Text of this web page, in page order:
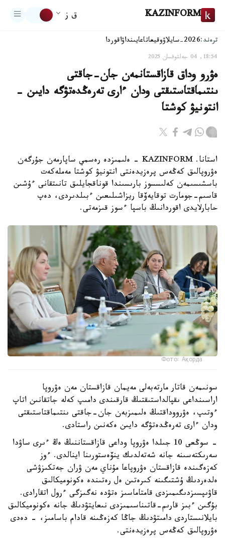
KAZINFORM ق ز
ترەند:2026-سايلاۋ وقيعاتاعايىنداۋاقوردا
18:54, 04 جەلتوقسان 2025
ەۋرو وداق قازاقستانمەن جان-جاقتى
ىنتىماقتاستىقتى ودان ءارى تەرەڭدەتۋگە دايىن -
انتونيۋ كوشتا
استانا. KAZINFORM - ەلىمىزدە رەسمي ساپارمەن جۇرگەن
ەۋروپالىق كەڭەس پرەزيدەنتى انتونيۋ كوشتا مەملەكەت
باسشىسىمەن كەلىسسوز بارىسىندا قوناقجايلىق تانىتقانى ءۇشىن
قاسىم-جومارت توقايەۆقا ريزاشىلىعىن ءبىلدىردى، دەپ
حابارلايدى اقوردانىڭ باسپا ءسوز قىزمەتى.
Фото: Ақорда
سونىمەن قاتار مارتەبەلى مەيمان قازاقستان مەن ەۋروپا
اراسىنداعى ىقپالداستىقتىڭ قارقىندى دامىپ كەلە جاتقانىن اتاپ
ءوتىپ، ەۋرووداقتىڭ ەلىمىزبەن جان-جاقتى ىنتىماقتاستىقتى
ودان ءارى تەرەڭدەتۋگە دايىن ەكەنىن راستادى.
- سوڭعى 10 جىلدا ەۋروپا وداعى قازاقستاننىڭ ەڭ ءىرى ساۋدا
سەرىكتەسىنە جانە شەتەلدىك ينۆەستورىنا اينالدى. ءوز
كەزەگىندە قازاقستان ەۋروپاعا مۇناي مەن ۋران جەتكىزۋشى
ەلدەردىڭ ۇشتىگىنە كىرەتىن ەل رەتىندە ەكونوميكالىق
قاۋىپسىزدىگىمىزدى قامتاماسىز ەتۋدە نەگىزگى ءرول اتقارادى.
بۇگىن ءبىز قارىم-قاتىناسىمىزدى نىعايتۋدىڭ جانە ەكونوميكالىق
بايلانىستاردى دامىتۋدىڭ جاڭا كەزەڭىنە قادام باسامىز، - دەدى
ەۋروپالىق كەڭەس پرەزيدەنتى.